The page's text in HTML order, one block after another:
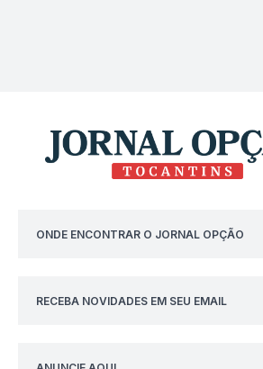
ONDE ENCONTRAR O JORNAL OPÇÃO
RECEBA NOVIDADES EM SEU EMAIL